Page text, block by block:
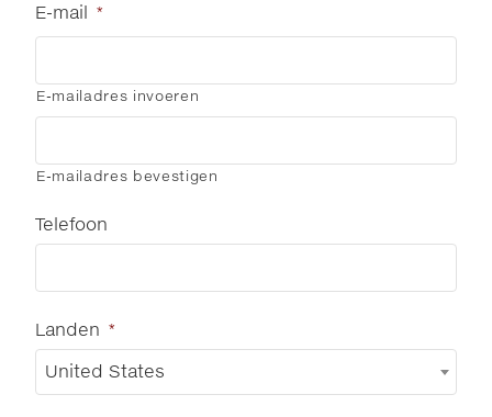
E-mail *
E-mailadres invoeren
E-mailadres bevestigen
Telefoon
Landen *
United States